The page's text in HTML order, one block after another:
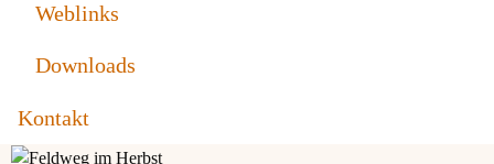
Weblinks
Downloads
Kontakt